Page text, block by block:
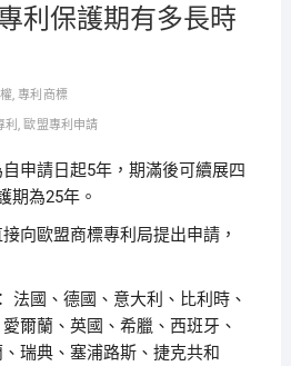
利保護期有多長時
,專利商標
利 , 歐盟專利申請
申請日起5年，期滿後可續展四
期為25年。
向歐盟商標專利局提出申請，
法國、德國、意大利、比利時、
爾蘭、英國、希臘、西班牙、
瑞典、塞浦路斯、捷克共和